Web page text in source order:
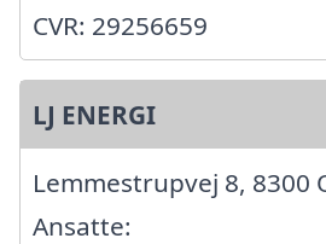
CVR: 29256659
LJ ENERGI
Lemmestrupvej 8, 8300
Ansatte: